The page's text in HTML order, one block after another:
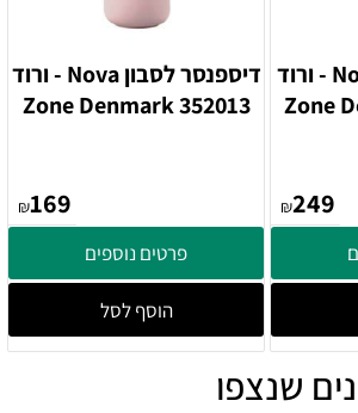
מברשת אסלה Nova - ורוד
₪249
דיספנסר לסבון Nova - ורוד
352013 Zone Denmark
₪169
פרטים נוספים
הוסף לסל
שנצפו